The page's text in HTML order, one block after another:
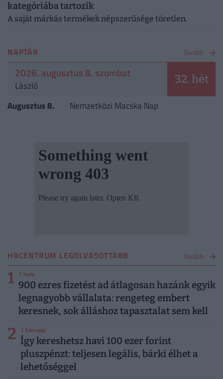
kategóriába tartozik
A saját márkás termékek népszerűsége töretlen.
NAPTÁR Tovább
2026. augusztus 8. szombat
László 32. hét
Augusztus 8. Nemzetközi Macska Nap
HRCENTRUM LEGOLVASOTTABB Tovább
1 1 hete
900 ezres fizetést ad átlagosan hazánk egyik
legnagyobb vállalata: rengeteg embert
keresnek, sok álláshoz tapasztalat sem kell
2 1 hónapja
Így kereshetsz havi 100 ezer forint
pluszpénzt: teljesen legális, bárki élhet a
lehetőséggel